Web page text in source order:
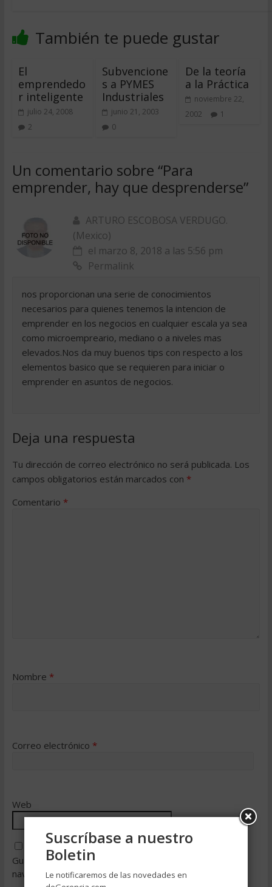
También te puede gustar
El
emprendedo
r inteligente
julio 24, 2008
2
Subvencione
s a PYMES
Industriales
junio 21, 2003
0
De la teoría
a la Práctica
noviembre 22,
2002
1
Un comentario sobre “Para
emprender, hay que desprenderse”
ARTURO ESCOBOSA VERDUGO.
(Mexico)
el marzo 8, 2018 a las 5:56 pm
Permalink
nos proporcionan una serie de conocimientos
necesarios para quienes tenemos la intencion de
emprender en los negocios en cualquier escala ya sea
como microempreario, mediano o a niveles mas
elevados.Nos da muy buenos tips con respecto a los
elementos basico que se requieren para iniciar o
emprender en asuntos de negocios.
Deja una respuesta
Tu dirección de correo electrónico no será publicada. Los
campos obligatorios están marcados con *
Comentario *
Nombre *
Correo electrónico *
Web
Guarda mi nombre, correo electrónico y web en este
navegador para la próxima vez que comente.
Suscríbase a nuestro
Boletin
Le notificaremos de las novedades en